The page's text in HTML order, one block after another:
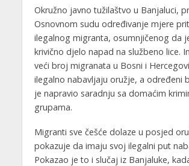
Okružno javno tužilaštvo u Banjaluci,
Osnovnom sudu određivanje mjere
ilegalnog migranta, osumnjičenog da
krivično djelo napad na službeno lice.
veći broj migranata u Bosni i
ilegalno nabavljaju oružje, a određeni
je napravio saradnju sa domaćim
grupama.
Migranti sve češće dolaze u posjed
pokazuje da imaju svoj ilegalni put
Pokazao je to i slučaj iz Banjaluke,